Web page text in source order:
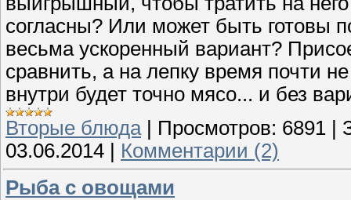
согласны? Или может быть готовы
весьма ускоренный вариант?
сравнить, а на лепку время почти
внутри будет точно мясо... и без
Вторые блюда | Просмотров: 6891 |
03.06.2014 | Комментарии (2)
Рыба с овощами